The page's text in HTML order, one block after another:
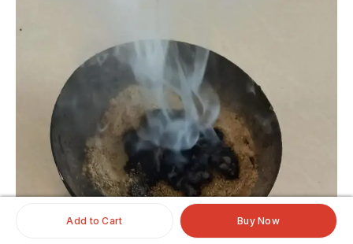
Add to Cart Buy Now